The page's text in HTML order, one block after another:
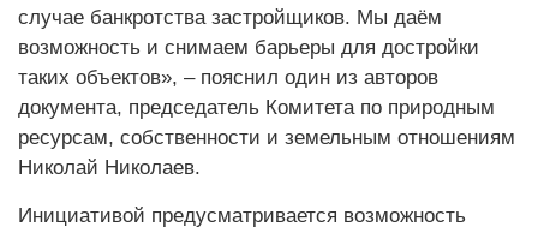
случае банкротства застройщиков. Мы даём
возможность и снимаем барьеры для достройки
таких объектов», – пояснил один из авторов
документа, председатель Комитета по природным
ресурсам, собственности и земельным отношениям
Николай Николаев.
Инициативой предусматривается возможность